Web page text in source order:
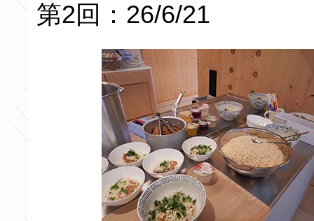
第2回：26/6/21